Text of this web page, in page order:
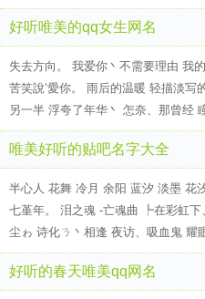
好听唯美的qq女生网名
失去方向。 我爱你丶不需要理由 我
苦笑說‘愛你。 雨后的温暖 轻描淡
另一半 浮夸了年华丶 怎奈、那曾经
唯美好听的贴吧名字大全
半心人 花舞 冷月 余阳 蓝汐 淡墨 花
七堇年。 泪之魂 -亡魂曲 ┡在彩虹下
尘ゎ 诗化ㄋ丶相逢 夜访、吸血鬼 耀
好听的春天唯美qq网名